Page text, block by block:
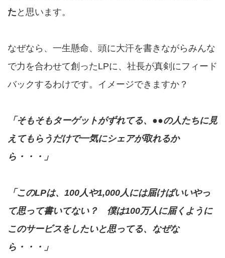
た と思います。
なぜなら、一生懸命、頭に大汗を書きながらみんな
で力を合わせて創ったLPに、社長が真剣にフィード
バックするわけです。イメージできますか？
「そもそもターゲットがずれてる、●●の人たちに見
えてもらうだけで一気にシェアが取れるか
ら・・・」
「このLPは、100人や1,000人には届けばいいやっ
て思って書いてない？ 僕は100万人に届くように
このサービスをしたいと思ってる、なぜな
ら・・・」